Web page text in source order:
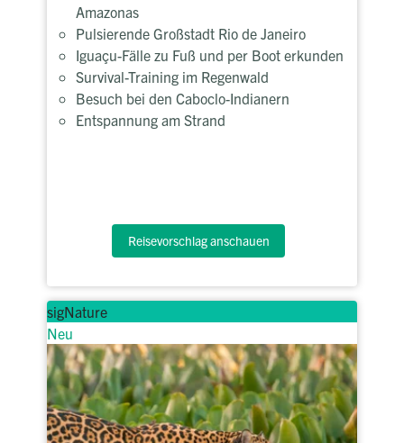
Amazonas
Pulsierende Großstadt Rio de Janeiro
Iguaçu-Fälle zu Fuß und per Boot erkunden
Survival-Training im Regenwald
Besuch bei den Caboclo-Indianern
Entspannung am Strand
Reisevorschlag anschauen
sigNature
Neu